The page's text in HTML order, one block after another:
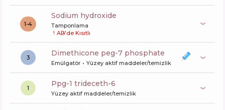
1-4
sodium hydroxide
Tamponlama
! AB'de Kısıtlı
3 dimethicone peg-7 phosphate
Emülgatör Yüzey aktif maddeler/temizlik
1 ppg-1 trideceth-6
Yüzey aktif maddeler/temizlik